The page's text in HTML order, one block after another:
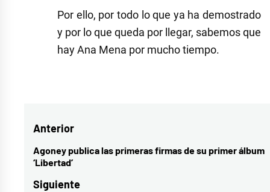
Por ello, por todo lo que ya ha demostrado
y por lo que queda por llegar, sabemos que
hay Ana Mena por mucho tiempo.
un
paso
de
la
Navegación
de
Anterior
Entrada
anterior:
Agoney publica las primeras firmas de su primer álbum
‘Libertad’
Siguiente